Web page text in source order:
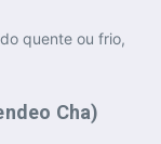
quente ou frio,
Cha)